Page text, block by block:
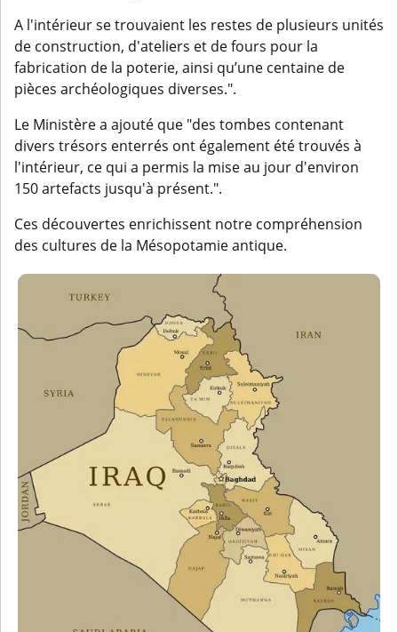
A l'intérieur se trouvaient les restes de plusieurs unités
de construction, d'ateliers et de fours pour la
fabrication de la poterie, ainsi qu’une centaine de
pièces archéologiques diverses.".
Le Ministère a ajouté que "des tombes contenant
divers trésors enterrés ont également été trouvés à
l'intérieur, ce qui a permis la mise au jour d'environ
150 artefacts jusqu'à présent.".
Ces découvertes enrichissent notre compréhension
des cultures de la Mésopotamie antique.